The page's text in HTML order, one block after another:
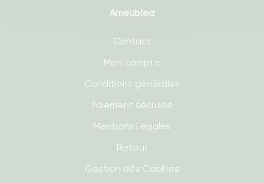
Ameublea
Contact
Mon compte
Conditions générales
Paiement sécurisé
Mentions Légales
Retour
Gestion des Cookies